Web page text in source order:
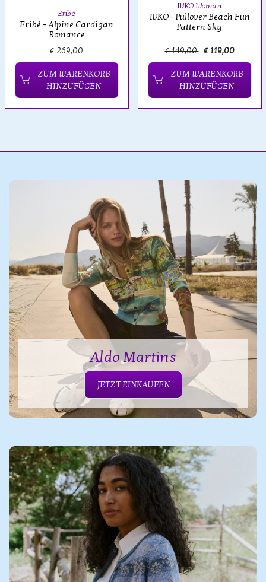
Eribé
Eribé - Alpine Cardigan
Romance
€ 269,00
ZUM WARENKORB
HINZUFÜGEN
IVKO Woman
IVKO - Pullover Beach Fun
Pattern Sky
€ 149,00 € 119,00
ZUM WARENKORB
HINZUFÜGEN
Aldo Martins
JETZT EINKAUFEN